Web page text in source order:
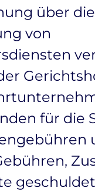
über die
von
für die